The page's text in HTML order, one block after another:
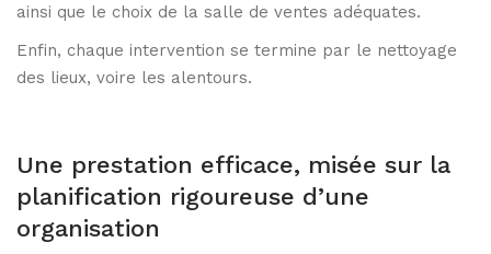
ainsi que le choix de la salle de ventes adéquates.
Enfin, chaque intervention se termine par le nettoyage
des lieux, voire les alentours.
Une prestation efficace, misée sur la
planification rigoureuse d’une
organisation